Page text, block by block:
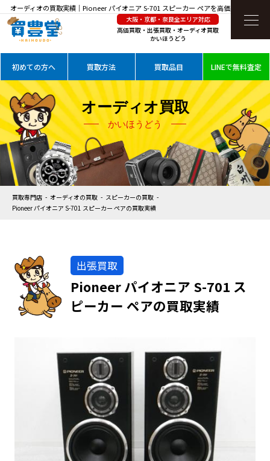
オーディオの買取実績｜Pioneer パイオニア S-701 スピーカー ペアを高価買取
大阪・京都・奈良全エリア対応
高価買取・出張買取・オーディオ買取
かいほうどう
初めての方へ 買取方法 買取品目 LINEで無料査定
オーディオ買取
かいほうどう
買取専門店 オーディオの買取
スピーカーの買取
Pioneer パイオニア S-701 スピーカー ペアの買取実績
出張買取
Pioneer パイオニア S-701 ス
ピーカー ペアの買取実績